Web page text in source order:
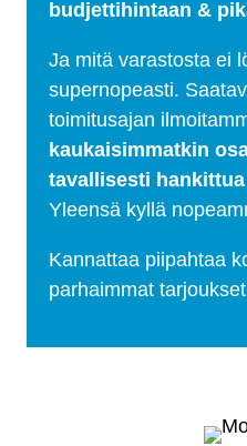
budjettihintaan &
Ja mitä varastosta ei
supernopeasti.
toimitusajan
kaukaisimmatkin
tavallisesti
Yleensä kyllä
Kannattaa piipahtaa
parhaimmat